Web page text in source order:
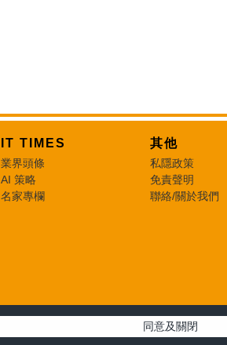
同意及關閉
IT TIMES
業界頭條
AI 策略
名家專欄
其他
私隱政策
免責聲明
聯絡/關於我們